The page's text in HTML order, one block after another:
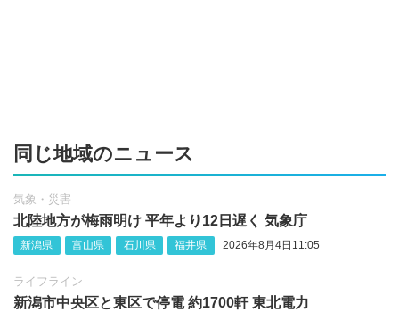
同じ地域のニュース
気象・災害
北陸地方が梅雨明け 平年より12日遅く 気象庁
新潟県 富山県 石川県 福井県 2026年8月4日11:05
ライフライン
新潟市中央区と東区で停電 約1700軒 東北電力